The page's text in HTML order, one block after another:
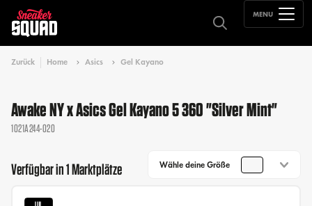
MENU
Zurück Home Asics Gel Kayano
Awake NY x Asics Gel Kayano 5 360 "Silver Mint"
1021A244-020
Verfügbar in 1 Marktplätze Wähle deine Größe